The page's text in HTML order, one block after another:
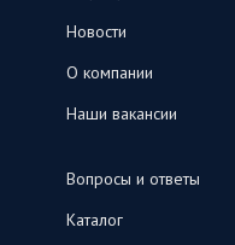
Новости
О компании
Наши вакансии
Вопросы и ответы
Каталог